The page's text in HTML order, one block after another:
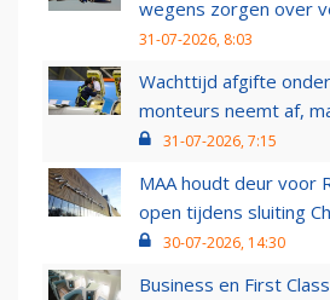
wegens zorgen over
31-07-2026, 8:03
Wachttijd afgifte
monteurs neemt af,
31-07-2026, 7:15
MAA houdt deur voor
open tijdens sluiting
30-07-2026, 14:30
Business en First